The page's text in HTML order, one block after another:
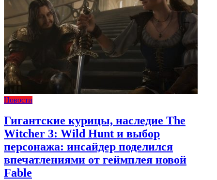
Новости
Гигантские курицы, наследие The
Witcher 3: Wild Hunt и выбор
персонажа: инсайдер поделился
впечатлениями от геймплея новой
Fable